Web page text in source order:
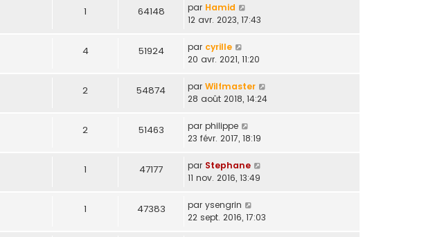
1 64148 par Hamid
12 avr. 2023, 17:43
4 51924 par cyrille
20 avr. 2021, 11:20
2 54874 par Wilfmaster
28 août 2018, 14:24
2 51463 par philippe
23 févr. 2017, 18:19
1 47177 par Stephane
11 nov. 2016, 13:49
1 47383 par ysengrin
22 sept. 2016, 17:03